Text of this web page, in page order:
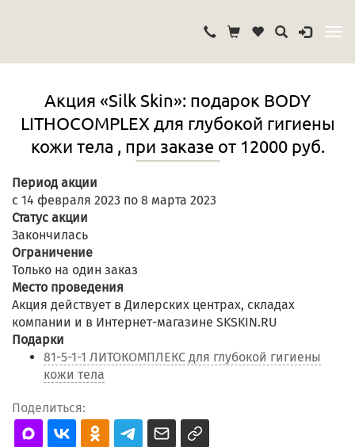
Акция «Silk Skin»: подарок BODY
LITHOCOMPLEX для глубокой гигиены
кожи тела , при заказе от 12000 руб.
Период акции
с 14 февраля 2023 по 8 марта 2023
Статус акции
Закончилась
Ограничение
Только на один заказ
Место проведения
Акция действует в Дилерских центрах, складах
компании и в Интернет-магазине SKSKIN.RU
Подарки
81-5-1-1 ЛИТОКОМПЛЕКС для глубокой гигиены
кожи тела
Поделиться: